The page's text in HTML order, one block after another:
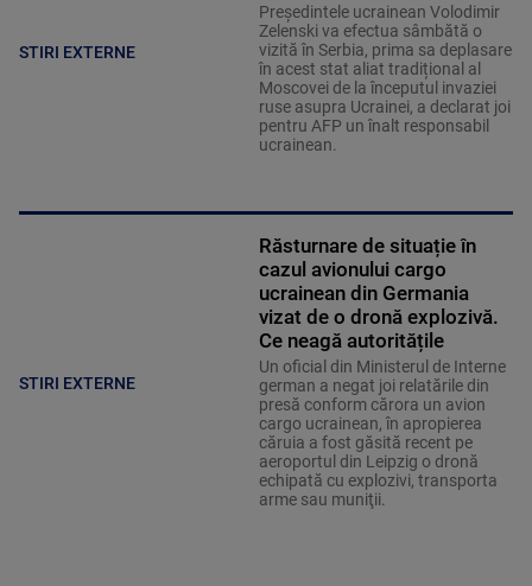
STIRI EXTERNE
Președintele ucrainean Volodimir
Zelenski va efectua sâmbătă o
vizită în Serbia, prima sa deplasare
în acest stat aliat tradițional al
Moscovei de la începutul invaziei
ruse asupra Ucrainei, a declarat joi
pentru AFP un înalt responsabil
ucrainean.
STIRI EXTERNE
Răsturnare de situație în
cazul avionului cargo
ucrainean din Germania
vizat de o dronă explozivă.
Ce neagă autoritățile
Un oficial din Ministerul de Interne
german a negat joi relatările din
presă conform cărora un avion
cargo ucrainean, în apropierea
căruia a fost găsită recent pe
aeroportul din Leipzig o dronă
echipată cu explozivi, transporta
arme sau muniţii.